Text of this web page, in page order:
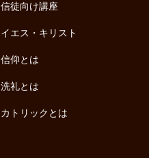
信徒向け講座
イエス・キリスト
信仰とは
洗礼とは
カトリックとは